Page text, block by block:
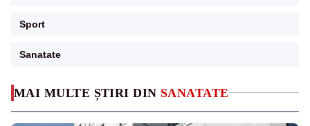
MAI MULTE ȘTIRI DIN SANATATE
Sport
Sanatate